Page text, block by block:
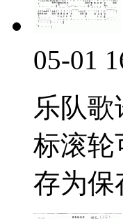
05-01
乐队
标滚轮
存为保